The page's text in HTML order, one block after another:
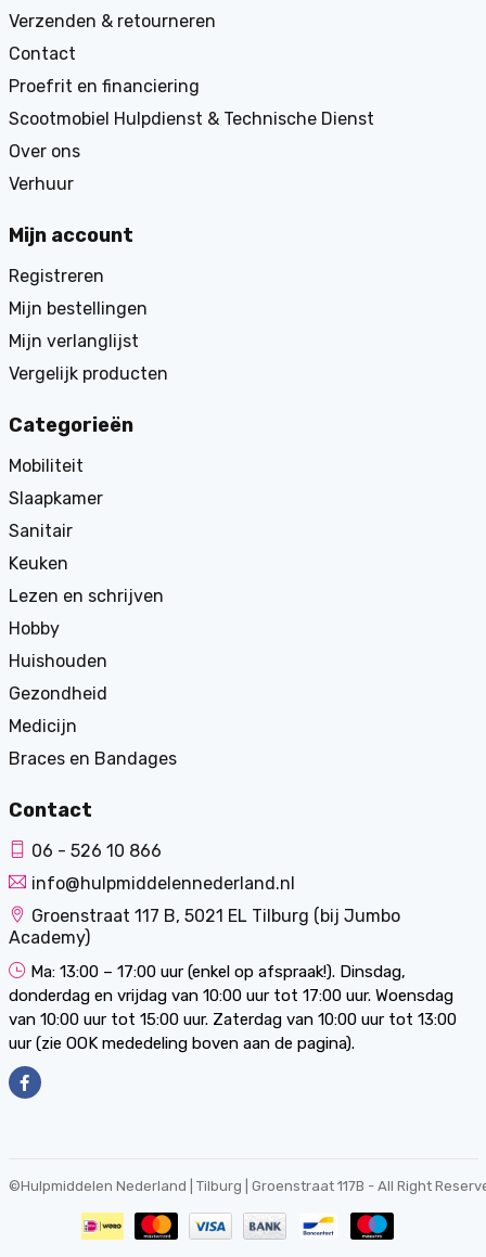
Verzenden & retourneren
Contact
Proefrit en financiering
Scootmobiel Hulpdienst & Technische Dienst
Over ons
Verhuur
Mijn account
Registreren
Mijn bestellingen
Mijn verlanglijst
Vergelijk producten
Categorieën
Mobiliteit
Slaapkamer
Sanitair
Keuken
Lezen en schrijven
Hobby
Huishouden
Gezondheid
Medicijn
Braces en Bandages
Contact
06 - 526 10 866
info@hulpmiddelennederland.nl
Groenstraat 117 B, 5021 EL Tilburg (bij Jumbo
Academy)
Ma: 13:00 – 17:00 uur (enkel op afspraak!). Dinsdag,
donderdag en vrijdag van 10:00 uur tot 17:00 uur. Woensdag
van 10:00 uur tot 15:00 uur. Zaterdag van 10:00 uur tot 13:00
uur (zie OOK mededeling boven aan de pagina).
©Hulpmiddelen Nederland | Tilburg | Groenstraat 117B - All Right